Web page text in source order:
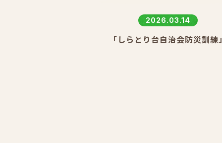
2026.03.14
「しらとり台自治会防災訓練」